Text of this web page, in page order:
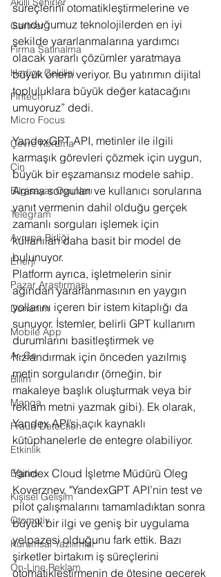
Gartner
Firma Satınalma
Hediye Çekilişi
Fintech
Micro Focus
Çevre Koruma
Çin
Bilgisayar Oyunları
Telegram
Avrupa Birliği
Enerji
Pazar Araştırması
Donanım
Mobile App
Ar-Ge
Bilim
Manga
Fraud Detection
Etkinlik
Eğitim
Kişisel Gelişim
Otomotiv
Kurumsal Yazılımlar
On-Line Reklam
süreçlerini otomatikleştirmelerine ve
sunduğumuz teknolojilerden en iyi
şekilde yararlanmalarına yardımcı
olacak yararlı çözümler yaratmaya
büyük önem veriyor. Bu yatırımın dijital
topluluklara büyük değer katacağını
umuyoruz” dedi.
YandexGPT API, metinler ile ilgili
karmaşık görevleri çözmek için uygun,
büyük bir eşzamansız modele sahip.
Arama sorguları ve kullanıcı sorularına
yanıt vermenin dahil olduğu gerçek
zamanlı sorguları işlemek için
kullanılan daha basit bir model de
bulunuyor.
Platform ayrıca, işletmelerin sinir
ağından yararlanmasının en yaygın
yollarını içeren bir istem kitaplığı da
sunuyor. İstemler, belirli GPT kullanım
durumlarını basitleştirmek ve
hızlandırmak için önceden yazılmış
metin sorgularıdır (örneğin, bir
makaleye başlık oluşturmak veya bir
reklam metni yazmak gibi). Ek olarak,
Yandex API’si açık kaynaklı
kütüphanelerle de entegre olabiliyor.
Yandex Cloud İşletme Müdürü Oleg
Koverznev, "YandexGPT API’nin test ve
pilot çalışmalarını tamamladıktan sonra
büyük bir ilgi ve geniş bir uygulama
yelpazesi olduğunu fark ettik. Bazı
şirketler birtakım iş süreçlerini
otomatikleştirmenin de ötesine geçerek